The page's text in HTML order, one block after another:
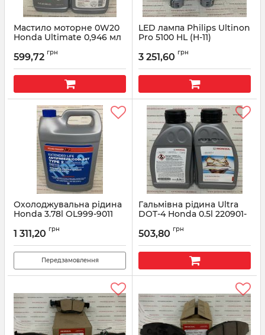
Мастило моторне 0W20
Honda Ultimate 0,946 мл
Артикул: 087989137
599,72 грн
LED лампа Philips Ultinon
Pro 5100 HL (H-11)
3 251,60 грн
Охолоджувальна рідина
Honda 3.78l OL999-9011
1 311,20 грн
Передзамовлення
Гальмівна рідина Ultra
DOT-4 Honda 0.5l 220901-
Артикул: 22090106002
503,80 грн